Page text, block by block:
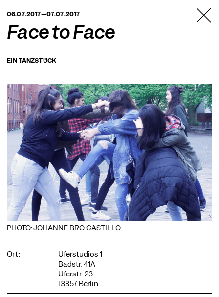
BERLIN
06.07.2017—07.07.2017
Face to Face
EIN TANZSTÜCK
PHOTO: JOHANNE BRO CASTILLO
Ort:
Uferstudios 1
Badstr. 41A
Uferstr. 23
13357 Berlin
COOKIE-EINSTELLUNGEN
Wir verwenden Cookies und Inhalte externer Anbieter auf